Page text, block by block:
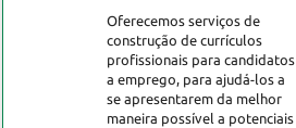
Oferecemos serviços de
construção de currículos
profissionais para candidatos
a emprego, para ajudá-los a
se apresentarem da melhor
maneira possível a potenciais